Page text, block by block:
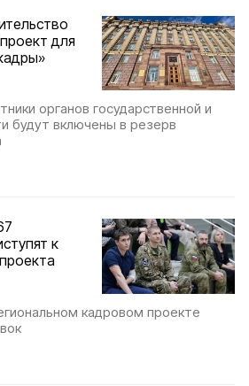
для
органов государственной и
будут включены в резерв
к
кадровом проекте